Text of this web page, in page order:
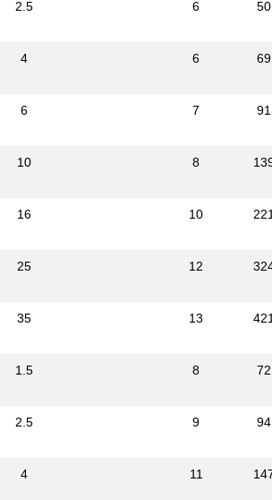
2.5 6 50
4 6 69
6 7 91
10 8
16 10
25 12
35 13
1.5 8 72
2.5 9 94
4 11